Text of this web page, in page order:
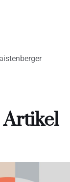
Artikel